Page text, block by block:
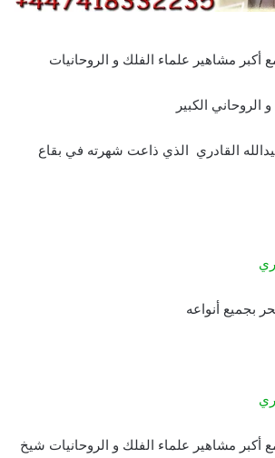
مشاهير علماء الفلك و الروحانيات
الروحاني الكبير
القادري الذي ذاعت شهرته في بقاع
بجميع أنواعه
مشاهير علماء الفلك و الروحانيات شيخ